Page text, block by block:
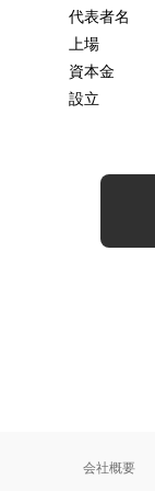
代表者名
上場
資本金
設立
会社概要